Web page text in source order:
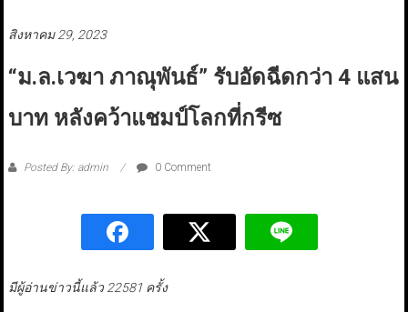
สิงหาคม 29, 2023
“ม.ล.เวฆา ภาณุพันธ์” รับอัดฉีดกว่า 4 แสน
บาท หลังคว้าแชมป์โลกที่กรีซ
Posted By: admin 0 Comment
มีผู้อ่านข่าวนี้แล้ว 22581 ครั้ง